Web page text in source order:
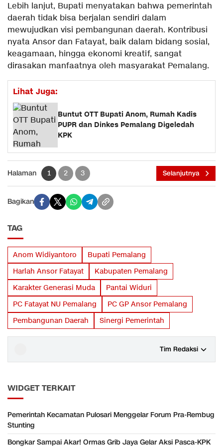
Lebih lanjut, Bupati menyatakan bahwa pemerintah
daerah tidak bisa berjalan sendiri dalam
mewujudkan visi pembangunan daerah. Kontribusi
nyata Ansor dan Fatayat, baik dalam bidang sosial,
keagamaan, hingga ekonomi kreatif, sangat
dirasakan manfaatnya oleh masyarakat Pemalang.
Lihat Juga:
Buntut OTT Bupati Anom, Rumah Kadis
PUPR dan Dinkes Pemalang Digeledah
KPK
Halaman 1 2 3 Selanjutnya
Bagikan
TAG
Anom Widiyantoro
Bupati Pemalang
Harlah Ansor Fatayat
Kabupaten Pemalang
Karakter Generasi Muda
Pantai Widuri
PC Fatayat NU Pemalang
PC GP Ansor Pemalang
Pembangunan Daerah
Sinergi Pemerintah
Tim Redaksi
WIDGET TERKAIT
Pemerintah Kecamatan Pulosari Menggelar Forum Pra-Rembug
Stunting
Bongkar Sampai Akar! Ormas Grib Jaya Gelar Aksi Pasca-KPK